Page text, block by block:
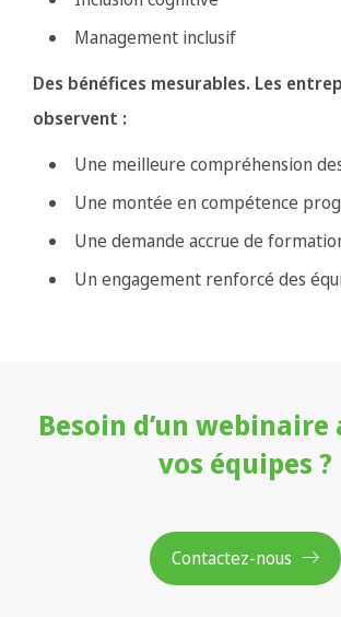
Management inclusif
Des bénéfices mesurables. Les
observent :
Une meilleure compréhension
Une montée en compétence
Une demande accrue de
Un engagement renforcé des
Besoin d’un webinaire
vos équipes ?
Contactez-nous